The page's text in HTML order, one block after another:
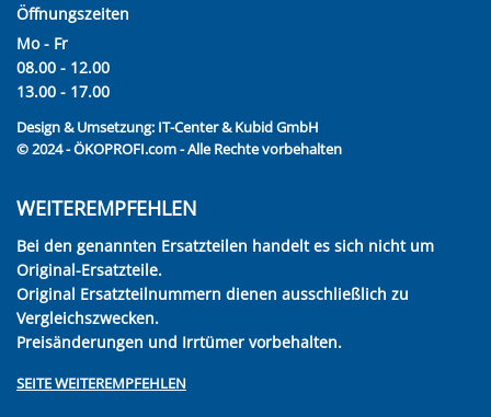
Öffnungszeiten
Mo - Fr
08.00 - 12.00
13.00 - 17.00
Design & Umsetzung: IT-Center & Kubid GmbH
© 2024 - ÖKOPROFI.com - Alle Rechte vorbehalten
WEITEREMPFEHLEN
Bei den genannten Ersatzteilen handelt es sich nicht um
Original-Ersatzteile.
Original Ersatzteilnummern dienen ausschließlich zu
Vergleichszwecken.
Preisänderungen und Irrtümer vorbehalten.
SEITE WEITEREMPFEHLEN